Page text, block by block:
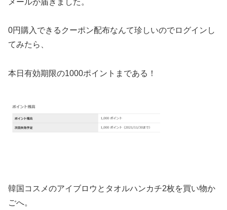
0円購入できるクーポン配布なんて珍しいのでログインし
てみたら、
本日有効期限の1000ポイントまである！
韓国コスメのアイブロウとタオルハンカチ2枚を買い物か
ごへ。